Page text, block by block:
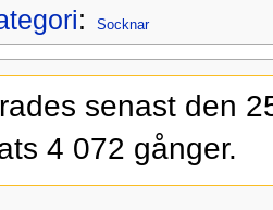
: Socknar
senast den
4 072 gånger.